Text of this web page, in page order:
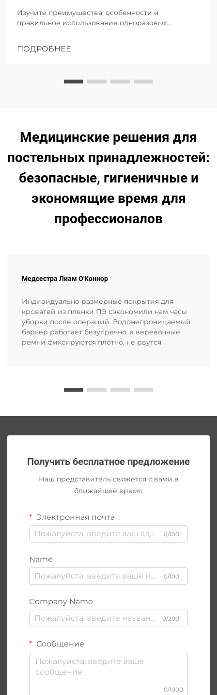
Изучите преимущества, особенности и
правильное использование одноразовых
комфорте пациентов и контроле инфекций с
ПОДРОБНЕЕ
Медицинские решения для
постельных принадлежностей:
безопасные, гигиеничные и
экономящие время для
профессионалов
Медсестра Лиам О'Коннор
Индивидуально размерные покрытия для
кроватей из пленки ПЭ сэкономили нам часы
уборки после операций. Водонепроницаемый
барьер работает безупречно, а веревочные
ремни фиксируются плотно, не рвутся.
Получить бесплатное предложение
Наш представитель свяжется с вами в
ближайшее время.
Электронная почта
0/100
Name
0/100
Company Name
0/200
Сообщение
0/1000